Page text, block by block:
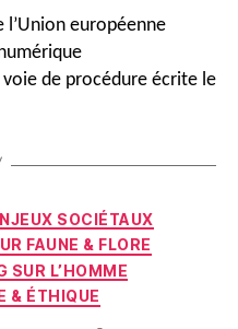
l’Union européenne
voie de procédure écrite le
SOCIÉTAUX
FAUNE & FLORE
SUR L’HOMME
& ÉTHIQUE